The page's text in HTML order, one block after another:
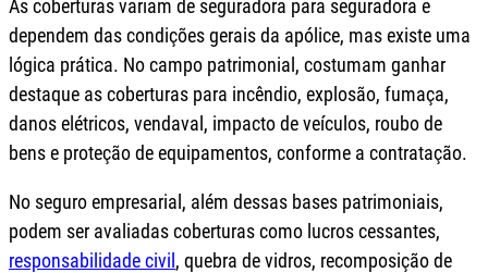
As coberturas variam de seguradora para seguradora e
dependem das condições gerais da apólice, mas existe uma
lógica prática. No campo patrimonial, costumam ganhar
destaque as coberturas para incêndio, explosão, fumaça,
danos elétricos, vendaval, impacto de veículos, roubo de
bens e proteção de equipamentos, conforme a contratação.
No seguro empresarial, além dessas bases patrimoniais,
podem ser avaliadas coberturas como lucros cessantes,
responsabilidade civil , quebra de vidros, recomposição de